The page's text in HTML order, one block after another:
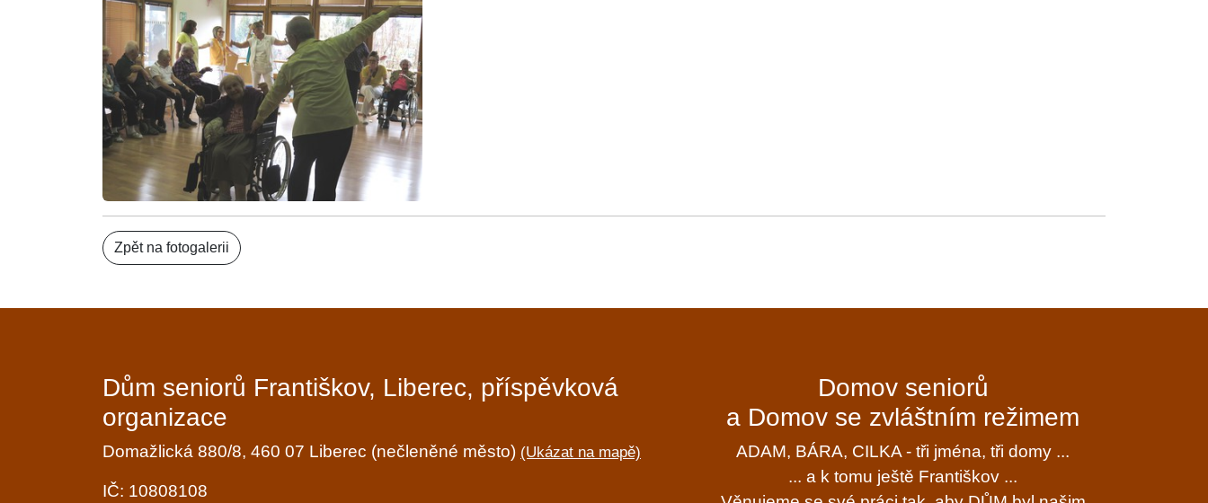
Zpět na fotogalerii
Dům seniorů Františkov, Liberec, příspěvková
organizace
Domažlická 880/8, 460 07 Liberec (nečleněné město) (Ukázat na mapě)
IČ: 10808108
Domov seniorů
a Domov se zvláštním režimem
ADAM, BÁRA, CILKA - tři jména, tři domy ...
... a k tomu ještě Františkov ...